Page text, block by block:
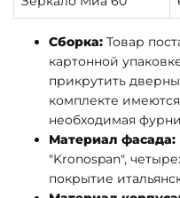
Сборка: Товар
картонной
прикрутить
комплекте
необходимая
Материал фасада:
"Kronospan",
покрытие